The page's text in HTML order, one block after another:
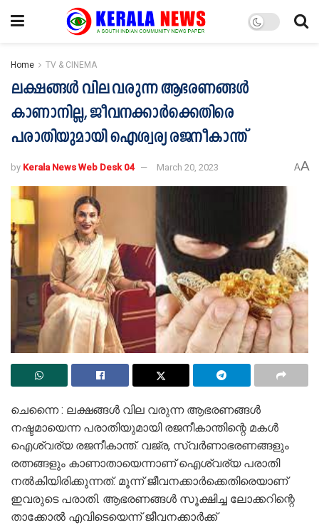
Home TV & CINEMA
ലക്ഷങ്ങൾ വില വരുന്ന ആഭരണങ്ങൾ
കാണാനില്ല, ജീവനക്കാർക്കെതിരെ
പരാതിയുമായി ഐശ്വര്യ രജനീകാന്ത്
by Kerala News Web Desk 04 March 20, 2023 AA
ചെന്നൈ : ലക്ഷങ്ങൾ വില വരുന്ന ആഭരണങ്ങൾ
നഷ്ടമായെന്ന പരാതിയുമായി രജനീകാന്തിന്റെ മകൾ
ഐശ്വര്യ രജനീകാന്ത്. വജ്ര, സ്വർണാഭരണങ്ങളും
രത്നങ്ങളും കാണാതായെന്നാണ് ഐശ്വര്യ പരാതി
നൽകിയിരിക്കുന്നത്. മൂന്ന് ജീവനക്കാർക്കെതിരെയാണ്
ഇവരുടെ പരാതി. ആഭരണങ്ങൾ സൂക്ഷിച്ച ലോക്കറിന്റെ
താക്കോൽ എവിടെയെന്ന് ജീവനക്കാർക്ക്